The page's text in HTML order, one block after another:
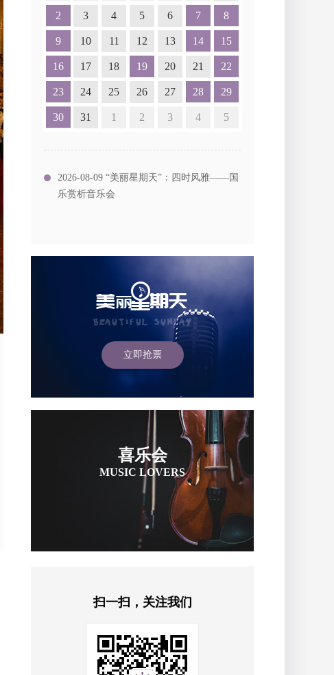
2 3 4 5 6 7 8
9 10 11 12 13 14 15
16 17 18 19 20 21 22
23 24 25 26 27 28 29
30 31 1 2 3 4 5
2026-08-09 “美丽星期天”：四时风雅——国
乐赏析音乐会
立即抢票
喜乐会
MUSIC LOVERS
扫一扫，关注我们